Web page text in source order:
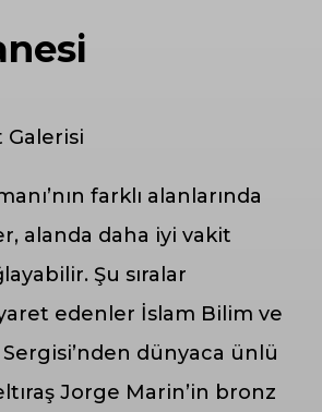
farklı alanlarında
alanda daha iyi vakit
Şu sıralar
edenler İslam Bilim ve
dünyaca ünlü
Jorge Marin’in bronz